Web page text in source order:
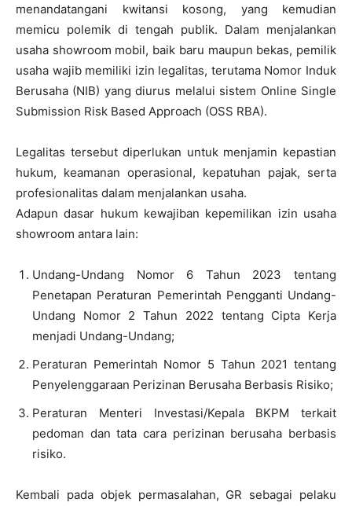
menandatangani kwitansi kosong, yang kemudian
memicu polemik di tengah publik. Dalam menjalankan
usaha showroom mobil, baik baru maupun bekas, pemilik
usaha wajib memiliki izin legalitas, terutama Nomor Induk
Berusaha (NIB) yang diurus melalui sistem Online Single
Submission Risk Based Approach (OSS RBA).
Legalitas tersebut diperlukan untuk menjamin kepastian
hukum, keamanan operasional, kepatuhan pajak, serta
profesionalitas dalam menjalankan usaha.
Adapun dasar hukum kewajiban kepemilikan izin usaha
showroom antara lain:
Undang-Undang Nomor 6 Tahun 2023 tentang
Penetapan Peraturan Pemerintah Pengganti Undang-
Undang Nomor 2 Tahun 2022 tentang Cipta Kerja
menjadi Undang-Undang;
Peraturan Pemerintah Nomor 5 Tahun 2021 tentang
Penyelenggaraan Perizinan Berusaha Berbasis Risiko;
Peraturan Menteri Investasi/Kepala BKPM terkait
pedoman dan tata cara perizinan berusaha berbasis
risiko.
Kembali pada objek permasalahan, GR sebagai pelaku